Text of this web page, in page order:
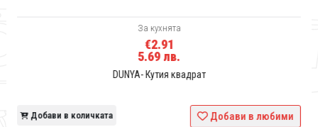
За кухнята
€2.91
5.69 лв.
DUNYA- Кутия квадрат
Добави в количката Добави в любими